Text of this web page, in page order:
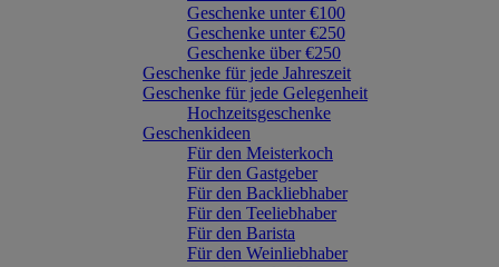
Geschenke unter €100
Geschenke unter €250
Geschenke über €250
Geschenke für jede Jahreszeit
Geschenke für jede Gelegenheit
Hochzeitsgeschenke
Geschenkideen
Für den Meisterkoch
Für den Gastgeber
Für den Backliebhaber
Für den Teeliebhaber
Für den Barista
Für den Weinliebhaber